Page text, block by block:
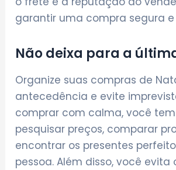
garantir uma compra segura
Não deixa para a
Organize suas compras de
antecedência e evite
comprar com calma, você
pesquisar preços, comparar
encontrar os presentes
pessoa. Além disso, você evita